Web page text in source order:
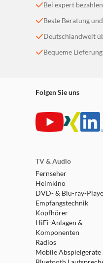
Verwende die
Speziell für
Freunden und
Der Kopfhörer
Minuten
Robuste,
Schenke der
Die
ihren Kopfhörer
Bei expert
Beste Beratung
Deutschlandweit
Bequeme
Folgen Sie uns
TV & Audio
Fernseher
Heimkino
DVD- & Blu-ray-
Empfangstechnik
Kopfhörer
HiFi-Anlagen &
Komponenten
Radios
Mobile Abspielgeräte